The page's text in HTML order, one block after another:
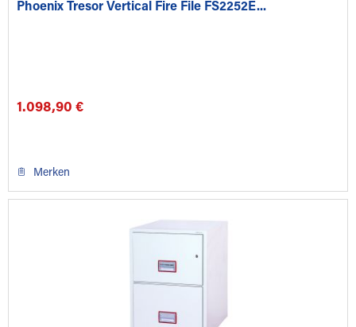
Phoenix Tresor Vertical Fire File FS2252E...
1.098,90 €
Merken